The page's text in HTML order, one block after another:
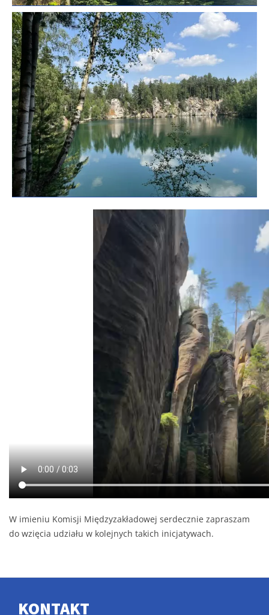
W imieniu Komisji Międzyzakładowej serdecznie zapraszam
do wzięcia udziału w kolejnych takich inicjatywach.
KONTAKT